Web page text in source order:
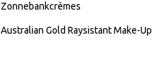
Zonnebankcrèmes
Australian Gold Raysistant Make-Up